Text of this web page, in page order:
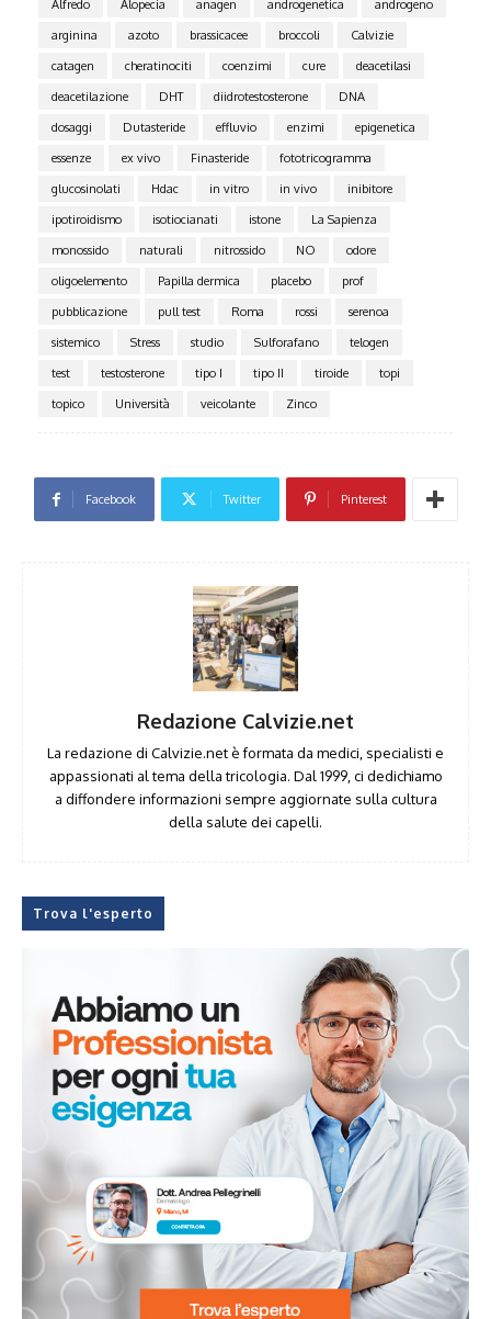
Alfredo Alopecia anagen androgenetica
androgeno
arginina
azoto brassicacee broccoli
Calvizie
catagen
cheratinociti coenzimi cure
deacetilasi
deacetilazione
DHT diidrotestosterone
DNA
dosaggi
Dutasteride effluvio enzimi
epigenetica
essenze
ex vivo Finasteride
fototricogramma
glucosinolati
Hdac in vitro in vivo
inibitore
ipotiroidismo
isotiocianati istone
La Sapienza
monossido
naturali nitrossido NO
odore
oligoelemento
Papilla dermica placebo
prof
pubblicazione
pull test Roma rossi
serenoa
sistemico
Stress studio Sulforafano
telogen
test
testosterone tipo I tipo II tiroide
topi
topico
Università veicolante Zinco
Facebook Twitter Pinterest
Redazione Calvizie.net
La redazione di Calvizie.net è formata da medici, specialisti e
appassionati al tema della tricologia. Dal 1999, ci dedichiamo
a diffondere informazioni sempre aggiornate sulla cultura
della salute dei capelli.
Trova l'esperto